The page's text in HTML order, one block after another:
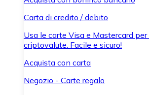
Carta di credito / debito
Usa le carte Visa e Mastercard
criptovalute. Facile e sicuro!
Acquista con carta
Negozio - Carte regalo